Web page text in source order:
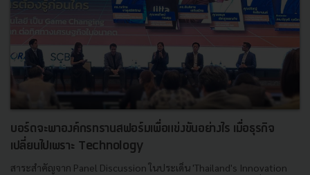
บอร์ดจะพาองค์กรทรานสฟอร์มเพื่อแข่งขันอย่างไร เมื่อธุรกิจ
เปลี่ยนไปเพราะ Technology
สาระสำคัญจาก Panel Discussion ในประเด็น 'Thailand's Innovation